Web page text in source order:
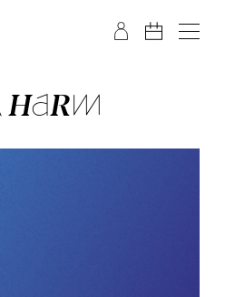
Zum Footer springen
HARM